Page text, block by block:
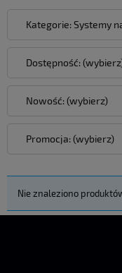
Kategorie: Systemy
Dostępność:
Nowość: (wybierz)
Promocja: (wybierz)
Nie znaleziono